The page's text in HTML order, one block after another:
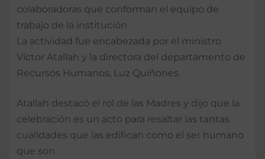
colaboradoras que conforman el equipo de
trabajo de la institución
La actividad fue encabezada por el ministro
Víctor Atallah y la directora del departamento de
Recursos Humanos, Luz Quiñones.
Atallah destacó el rol de las Madres y dijo que la
celebración es un acto para resaltar las tantas
cualidades que las edifican como el ser humano
que son.